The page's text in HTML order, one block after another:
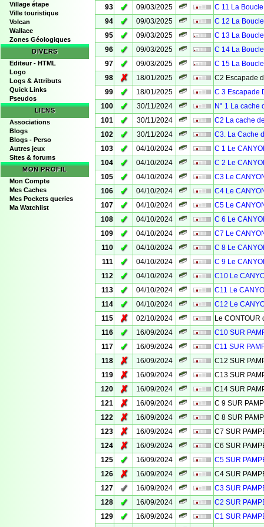
Village étape
Ville touristique
Volcan
Wallace
Zones Géologiques
DIVERS
Editeur - HTML
Logo
Logs & Attributs
Quick Links
Pseudos
LIENS
Associations
Blogs
Blogs - Perso
Autres jeux
Sites & forums
MON PROFIL
Mon Compte
Mes Caches
Mes Pockets queries
Ma Watchlist
93
✓ 09/03/2025
C 11 La
94
✓ 09/03/2025
C 12 La
95
✓ 09/03/2025
C 13 La
96
✓ 09/03/2025
C 14 La
97
✓ 09/03/2025
C 15 La
98
✗ 18/01/2025
C2 Escapade
99
✓ 18/01/2025
C 3 Escapade
100
✓ 30/11/2024
N° 1 La cache
101
✓ 30/11/2024
C2 La cache
102
✓ 30/11/2024
C3. La Cache
103
✓ 04/10/2024
C 1 Le
104
✓ 04/10/2024
C 2 Le
105
✓ 04/10/2024
C3 Le
106
✓ 04/10/2024
C4 Le
107
✓ 04/10/2024
C5 Le
108
✓ 04/10/2024
C 6 Le
109
✓ 04/10/2024
C7 Le
110
✓ 04/10/2024
C 8 Le
111
✓ 04/10/2024
C 9 Le
112
✓ 04/10/2024
C10 Le
113
✓ 04/10/2024
C11 Le
114
✓ 04/10/2024
C12 Le
115
✗ 02/10/2024
Le CONTOUR
116
✓ 16/09/2024
C10 SUR
117
✓ 16/09/2024
C11 SUR
118
✗ 16/09/2024
C12 SUR
119
✗ 16/09/2024
C13 SUR
120
✗ 16/09/2024
C14 SUR
121
✗ 16/09/2024
C 9 SUR
122
✗ 16/09/2024
C 8 SUR
123
✗ 16/09/2024
C7 SUR
124
✗ 16/09/2024
C6 SUR
125
✓ 16/09/2024
C5 SUR
126
✗ 16/09/2024
C4 SUR
127
✓ 16/09/2024
C3 SUR
128
✓ 16/09/2024
C2 SUR
129
✓ 16/09/2024
C1 SUR